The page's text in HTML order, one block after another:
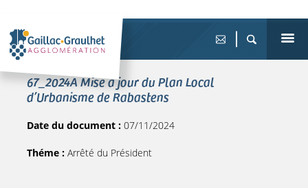
67_2024A Mise à jour du Plan Local
d’Urbanisme de Rabastens
Date du document : 07/11/2024
Théme : Arrêté du Président